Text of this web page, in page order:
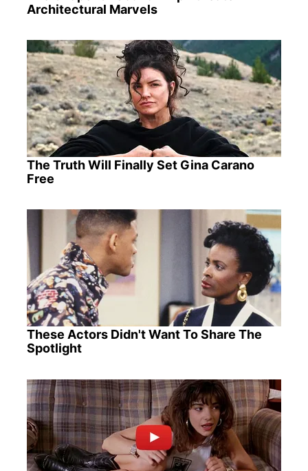
Architectural Marvels
The Truth Will Finally Set Gina Carano
Free
These Actors Didn't Want To Share The
Spotlight